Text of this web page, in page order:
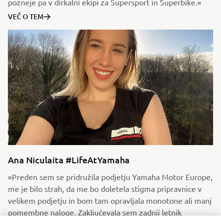
pozneje pa v dirkalni ekipi za Supersport in Superbike.«
VEČ O TEM
Ana Niculaita #LifeAtYamaha
»Preden sem se pridružila podjetju Yamaha Motor Europe,
me je bilo strah, da me bo doletela stigma pripravnice v
velikem podjetju in bom tam opravljala monotone ali manj
pomembne naloge. Zaključevala sem zadnji letnik